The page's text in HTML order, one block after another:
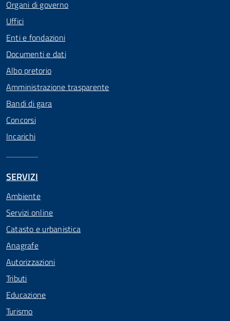
Organi di governo
Uffici
Enti e fondazioni
Documenti e dati
Albo pretorio
Amministrazione trasparente
Bandi di gara
Concorsi
Incarichi
SERVIZI
Ambiente
Servizi online
Catasto e urbanistica
Anagrafe
Autorizzazioni
Tributi
Educazione
Turismo